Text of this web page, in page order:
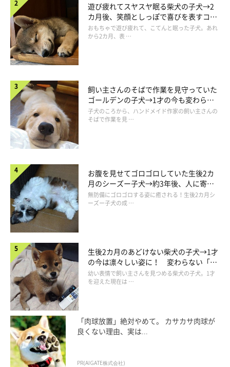
遊び疲れてスヤスヤ眠る柴犬の子犬→2
カ月後、笑顔としっぽで喜びを表すコに
成長！
おもちゃで遊び疲れて、こてんと眠った子犬。あれ
から2カ月、表 …
飼い主さんのそばで作業を見守っていた
ゴールデンの子犬→1才の今も変わらな
い“見守り隊”の姿にほっこり
子犬のころから、ハンドメイド作家の飼い主さんの
そばで作業を見 …
お腹を見せてゴロゴロしていた生後2カ
月のシーズー子犬→約3年後、人に寄り
添う優しいコに成長した姿にほっこり
無防備にゴロゴロする姿に癒される！生後2カ月シ
ーズー子犬の成 …
生後2カ月のあどけない柴犬の子犬→1才
の今は凛々しい姿に！ 変わらない「く
りくりおめめ」にもほっこり
幼い表情で飼い主さんを見つめる柴犬の子犬。1才
を迎えた現在は …
「肉球放置」絶対やめて。 カサカサ肉球が
良くない理由、実は...
PR(AIGATE株式会社)